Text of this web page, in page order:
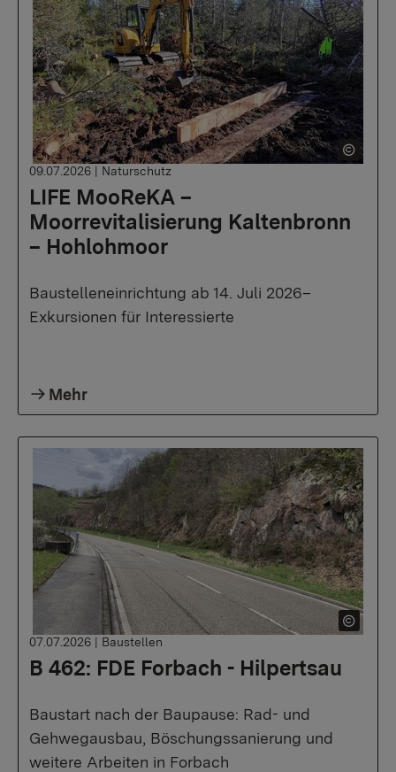
LIFE MooReKA –
Moorrevitalisierung Kaltenbronn
– Hohlohmoor
09.07.2026 | Naturschutz
Baustelleneinrichtung ab 14. Juli 2026–
Exkursionen für Interessierte
Mehr
B 462: FDE Forbach - Hilpertsau
07.07.2026 | Baustellen
Baustart nach der Baupause: Rad- und
Gehwegausbau, Böschungssanierung und
weitere Arbeiten in Forbach